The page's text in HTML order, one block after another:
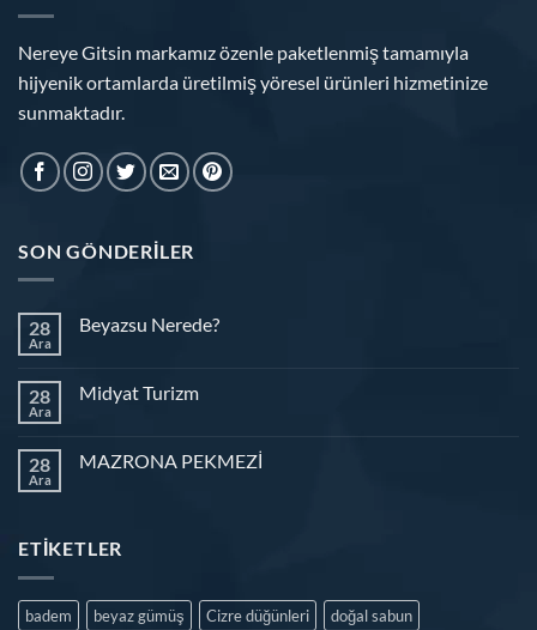
Nereye Gitsin markamız özenle paketlenmiş tamamıyla
hijyenik ortamlarda üretilmiş yöresel ürünleri hizmetinize
sunmaktadır.
SON GÖNDERILER
28
Ara
Beyazsu Nerede?
28
Ara
Midyat Turizm
28
Ara
MAZRONA PEKMEZİ
ETIKETLER
badem beyaz gümüş Cizre düğünleri
doğal sabun